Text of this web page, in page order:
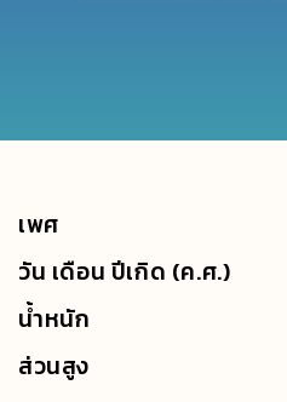
เพศ
วัน เดือน ปีเกิด (ค.ศ.)
น้ำหนัก
ส่วนสูง